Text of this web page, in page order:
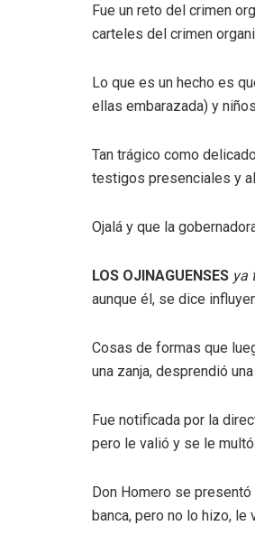
Fue un reto del crimen
carteles del crimen
Lo que es un hecho es
ellas embarazada) y
Tan trágico como
testigos presenciales y
Ojalá y que la
LOS OJINAGUENSES ya
aunque él, se dice
Cosas de formas que
una zanja, desprendió
Fue notificada por la
pero le valió y se le multó.
Don Homero se
banca, pero no lo hizo, le